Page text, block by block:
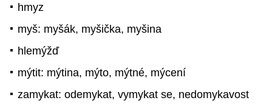
hmyz
myš: myšák, myšička, myšina
hlemýžď
mýtit: mýtina, mýto, mýtné, mýcení
zamykat: odemykat, vymykat se, nedomykavost